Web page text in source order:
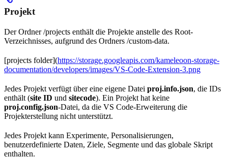
Projekt
Der Ordner /projects enthält die Projekte anstelle des Root-
Verzeichnisses, aufgrund des Ordners /custom-data.
[projects folder](https://storage.googleapis.com/kameleoon-storage-
documentation/developers/images/VS-Code-Extension-3.png
Jedes Projekt verfügt über eine eigene Datei proj.info.json, die IDs
enthält (site ID und sitecode). Ein Projekt hat keine
proj.config.json-Datei, da die VS Code-Erweiterung die
Projekterstellung nicht unterstützt.
Jedes Projekt kann Experimente, Personalisierungen,
benutzerdefinierte Daten, Ziele, Segmente und das globale Skript
enthalten.